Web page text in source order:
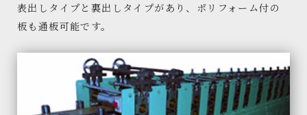
表出しタイプと裏出しタイプがあり、ポリフォーム付の
板も通板可能です。